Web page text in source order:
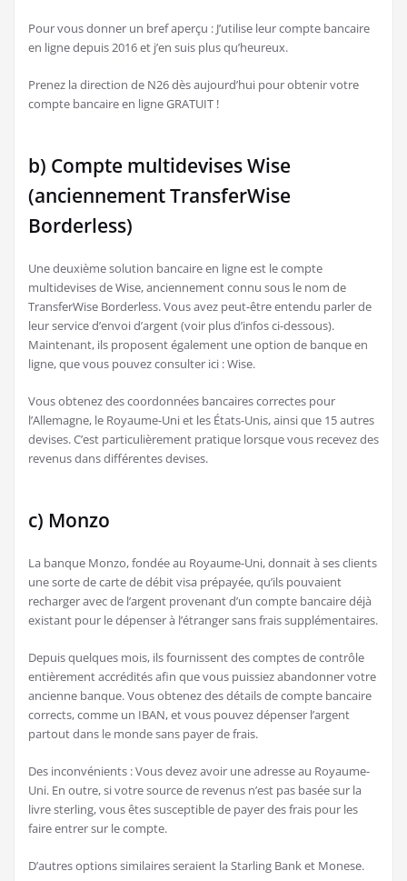
Pour vous donner un bref aperçu : J’utilise leur compte bancaire
en ligne depuis 2016 et j’en suis plus qu’heureux.
Prenez la direction de N26 dès aujourd’hui pour obtenir votre
compte bancaire en ligne GRATUIT !
b) Compte multidevises Wise
(anciennement TransferWise
Borderless)
Une deuxième solution bancaire en ligne est le compte
multidevises de Wise, anciennement connu sous le nom de
TransferWise Borderless. Vous avez peut-être entendu parler de
leur service d’envoi d’argent (voir plus d’infos ci-dessous).
Maintenant, ils proposent également une option de banque en
ligne, que vous pouvez consulter ici : Wise.
Vous obtenez des coordonnées bancaires correctes pour
l’Allemagne, le Royaume-Uni et les États-Unis, ainsi que 15 autres
devises. C’est particulièrement pratique lorsque vous recevez des
revenus dans différentes devises.
c) Monzo
La banque Monzo, fondée au Royaume-Uni, donnait à ses clients
une sorte de carte de débit visa prépayée, qu’ils pouvaient
recharger avec de l’argent provenant d’un compte bancaire déjà
existant pour le dépenser à l’étranger sans frais supplémentaires.
Depuis quelques mois, ils fournissent des comptes de contrôle
entièrement accrédités afin que vous puissiez abandonner votre
ancienne banque. Vous obtenez des détails de compte bancaire
corrects, comme un IBAN, et vous pouvez dépenser l’argent
partout dans le monde sans payer de frais.
Des inconvénients : Vous devez avoir une adresse au Royaume-
Uni. En outre, si votre source de revenus n’est pas basée sur la
livre sterling, vous êtes susceptible de payer des frais pour les
faire entrer sur le compte.
D’autres options similaires seraient la Starling Bank et Monese.